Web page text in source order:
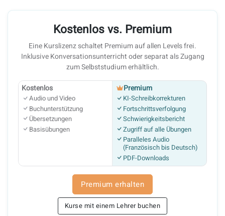
Kostenlos vs. Premium
Eine Kurslizenz schaltet Premium auf allen Levels frei.
Inklusive Konversationsunterricht oder separat als Zugang
zum Selbststudium erhältlich.
Kostenlos
Audio und Video
Buchunterstützung
Übersetzungen
Basisübungen
Premium
KI-Schreibkorrekturen
Fortschrittsverfolgung
Schwierigkeitsbericht
Zugriff auf alle Übungen
Paralleles Audio
(Französisch bis Deutsch)
PDF-Downloads
Premium erhalten
Kurse mit einem Lehrer buchen